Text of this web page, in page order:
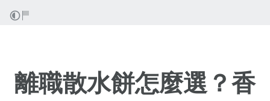
離職散水餅怎麼選？香